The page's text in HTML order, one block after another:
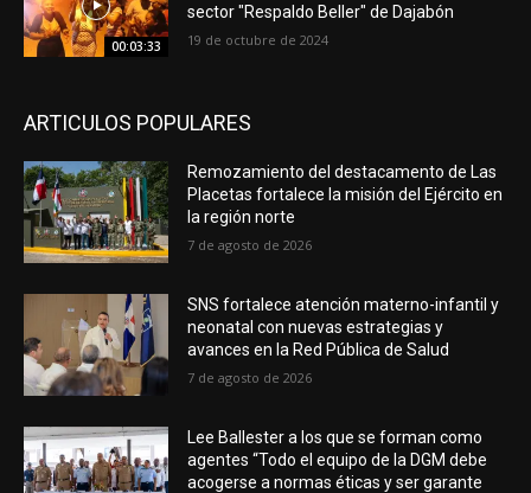
00:03:33
sector "Respaldo Beller" de Dajabón
19 de octubre de 2024
ARTICULOS POPULARES
Remozamiento del destacamento de Las
Placetas fortalece la misión del Ejército en
la región norte
7 de agosto de 2026
SNS fortalece atención materno-infantil y
neonatal con nuevas estrategias y
avances en la Red Pública de Salud
7 de agosto de 2026
Lee Ballester a los que se forman como
agentes “Todo el equipo de la DGM debe
acogerse a normas éticas y ser garante